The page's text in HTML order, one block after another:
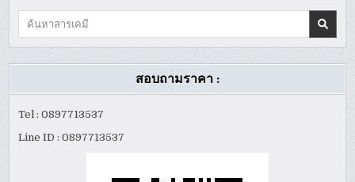
Search
สอบถามราคา :
Tel : 0897713537
Line ID : 0897713537